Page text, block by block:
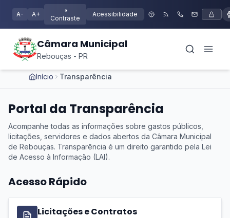
A- A+
◑
Contraste
Acessibilidade
Câmara Municipal
Rebouças - PR
Início Transparência
Portal da Transparência
Acompanhe todas as informações sobre gastos públicos,
licitações, servidores e dados abertos da Câmara Municipal
de Rebouças. Transparência é um direito garantido pela Lei
de Acesso à Informação (LAI).
Acesso Rápido
Licitações e Contratos